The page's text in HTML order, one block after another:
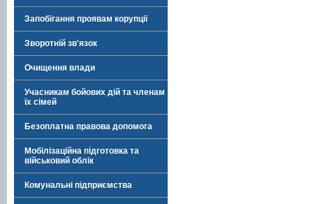
Запобігання проявам корупції
Зворотній зв'язок
Очищення влади
Учасникам бойових дій та членам
їх сімей
Безоплатна правова допомога
Мобілізаційна підготовка та
військовий облік
Комунальні підприємства